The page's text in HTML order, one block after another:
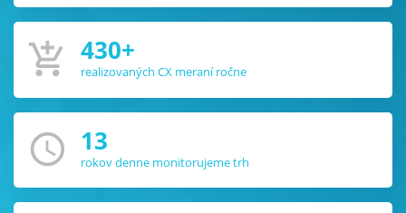
add_shopping_cart 430+
realizovaných CX meraní ročne
access_time 13
rokov denne monitorujeme trh